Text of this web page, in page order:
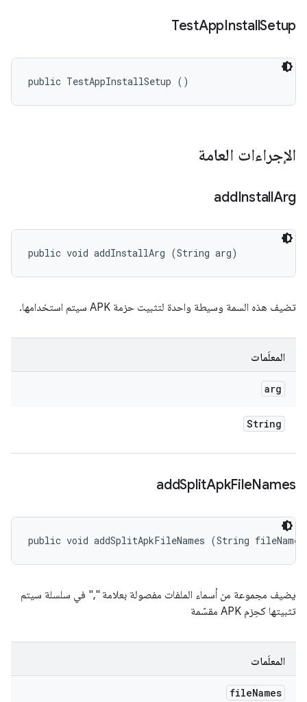
TestAppInstallSetup
public TestAppInstallSetup ()
الإجراءات العامة
addInstallArg
public void addInstallArg (String arg)
تضيف هذه السمة وسيطة واحدة لتثبيت حزمة APK سيتم استخدامها.
المعلَمات
arg
String
addSplitApkFileNames
public void addSplitApkFileNames (String
يضيف مجموعة من أسماء الملفات مفصولة بعلامة "," في سلسلة سيتم
تثبيتها كحِزم APK مقسّمة
المعلَمات
fileNames